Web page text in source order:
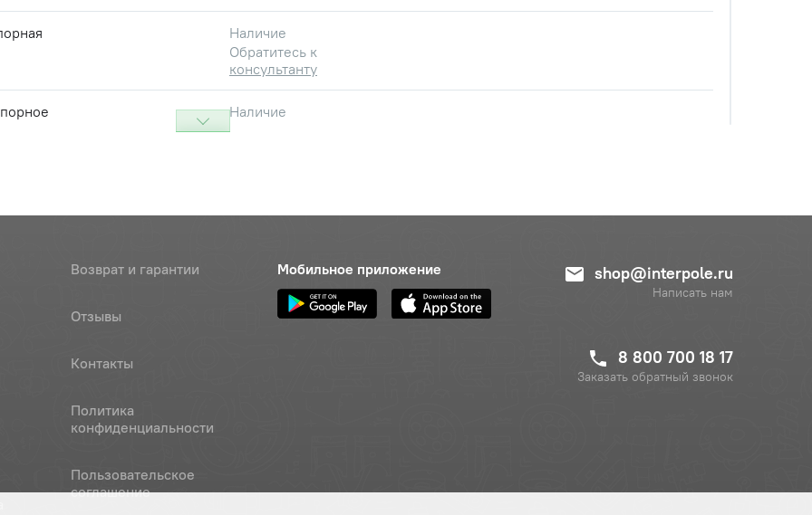
Наличие
Обратитесь к
консультанту
Наличие
Обратитесь к
Наличие
Обратитесь к
консультанту
Купить
центрифуги
(центрифуги)
70 руб.
Возврат и гарантии
Отзывы
Контакты
Политика
конфиденциальности
Пользовательское
соглашение
Мобильное приложение shop@interpole.ru
Написать нам
8 800 700 18 17
Заказать обратный звонок